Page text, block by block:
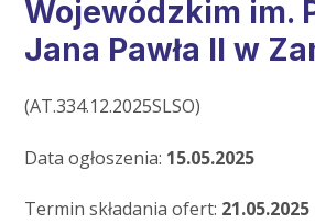
Wojewódzkim im.
Jana Pawła II w
(AT.334.12.2025SLSO)
Data ogłoszenia: 15.05.2025
Termin składania ofert: 21.05.2025